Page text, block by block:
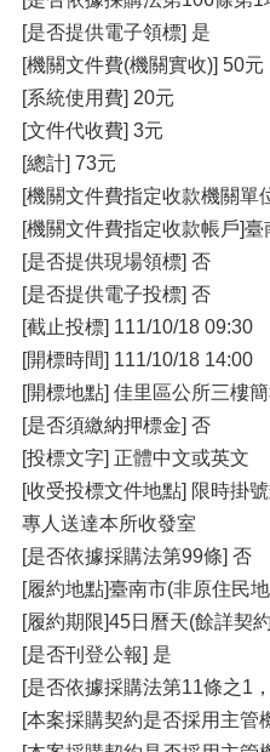
[是否提供電子領標] 是
[機關文件費(機關實收)] 50元
[系統使用費] 20元
[文件代收費] 3元
[總計] 73元
[機關文件費指定收款機關單
[機關文件費指定收款帳戶]
[是否提供現場領標] 否
[是否提供電子投標] 否
[截止投標] 111/10/18 09:30
[開標時間] 111/10/18 14:00
[開標地點] 佳里區公所三樓簡
[是否須繳納押標金] 否
[投標文字] 正體中文或英文
[收受投標文件地點] 限時掛
專人送達本所收發室
[是否依據採購法第99條] 否
[履約地點]臺南市(非原住民
[履約期限]45日曆天(餘詳契
[是否刊登公報] 是
[是否依據採購法第11條之1
[本案採購契約是否採用主管